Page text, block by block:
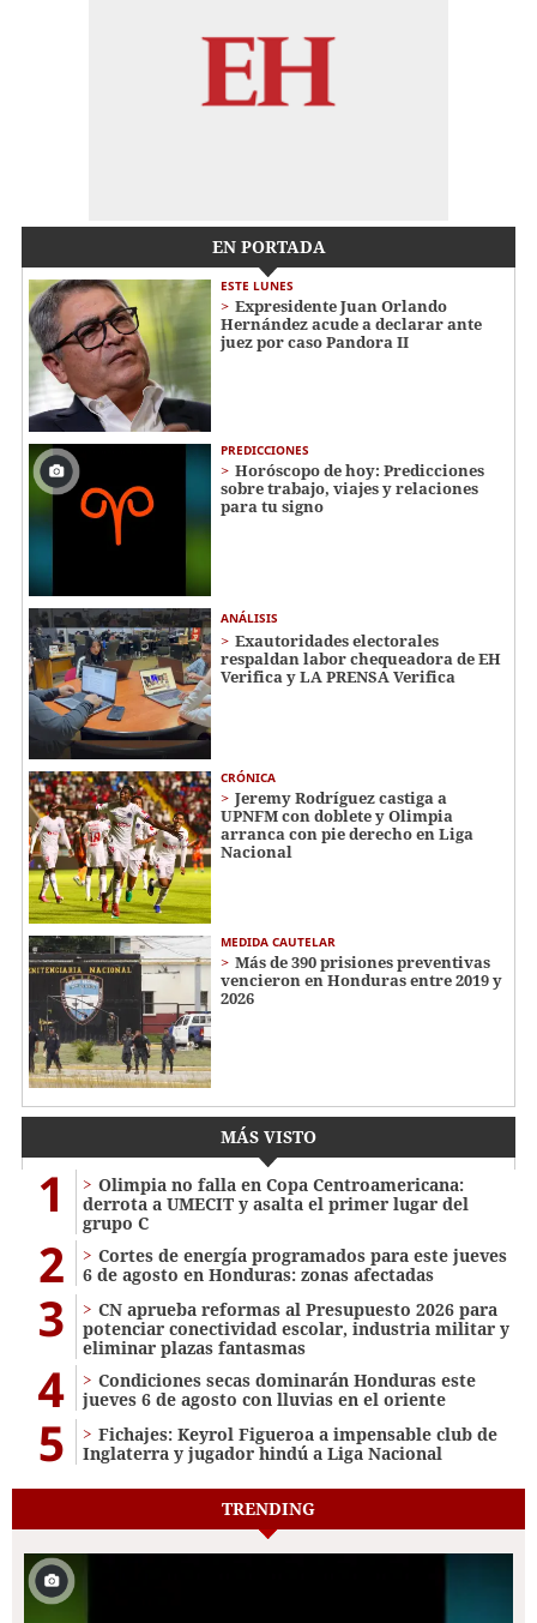
EN PORTADA
ESTE LUNES
Expresidente Juan Orlando
Hernández acude a declarar ante
juez por caso Pandora II
PREDICCIONES
Horóscopo de hoy: Predicciones
sobre trabajo, viajes y relaciones
para tu signo
ANÁLISIS
Exautoridades electorales
respaldan labor chequeadora de EH
Verifica y LA PRENSA Verifica
CRÓNICA
Jeremy Rodríguez castiga a
UPNFM con doblete y Olimpia
arranca con pie derecho en Liga
Nacional
MEDIDA CAUTELAR
Más de 390 prisiones preventivas
vencieron en Honduras entre 2019 y
2026
MÁS VISTO
1
Olimpia no falla en Copa Centroamericana:
derrota a UMECIT y asalta el primer lugar del
grupo C
2
Cortes de energía programados para este jueves
6 de agosto en Honduras: zonas afectadas
3
CN aprueba reformas al Presupuesto 2026 para
potenciar conectividad escolar, industria militar y
eliminar plazas fantasmas
4
Condiciones secas dominarán Honduras este
jueves 6 de agosto con lluvias en el oriente
5
Fichajes: Keyrol Figueroa a impensable club de
Inglaterra y jugador hindú a Liga Nacional
TRENDING